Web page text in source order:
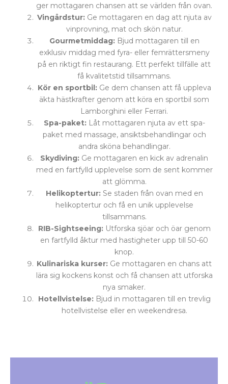
ger mottagaren chansen att se världen från ovan.
Vingårdstur:Ge mottagaren en dag att njuta av
vinprovning, mat och skön natur.
Gourmetmiddag:Bjud mottagaren till en
exklusiv middag med fyra- eller femrättersmeny
på en riktigt fin restaurang. Ett perfekt tillfälle att
få kvalitetstid tillsammans.
Kör en sportbil:Ge dem chansen att få uppleva
äkta hästkrafter genom att köra en sportbil som
Lamborghini eller Ferrari.
Spa-paket:Låt mottagaren njuta av ett spa-
paket med massage, ansiktsbehandlingar och
andra sköna behandlingar.
Skydiving: Ge mottagaren en kick av adrenalin
med en fartfylld upplevelse som de sent kommer
att glömma.
Helikoptertur:Se staden från ovan med en
helikoptertur och få en unik upplevelse
tillsammans.
RIB-Sightseeing:Utforska sjöar och öar genom
en fartfylld åktur med hastigheter upp till 50-60
knop.
Kulinariska kurser: Ge mottagaren en chans att
lära sig kockens konst och få chansen att utforska
nya smaker.
Hotellvistelse:Bjud in mottagaren till en trevlig
hotellvistelse eller en weekendresa.